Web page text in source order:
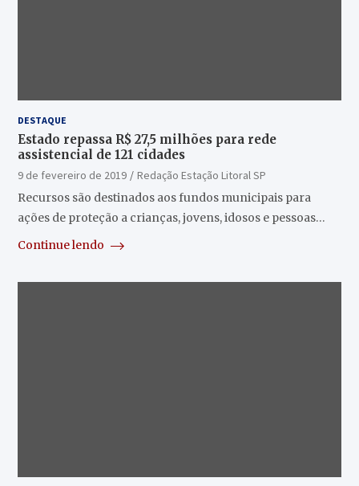
DESTAQUE
Estado repassa R$ 27,5 milhões para rede
assistencial de 121 cidades
9 de fevereiro de 2019
Redação Estação Litoral SP
Recursos são destinados aos fundos municipais para
ações de proteção a crianças, jovens, idosos e pessoas…
Continue lendo